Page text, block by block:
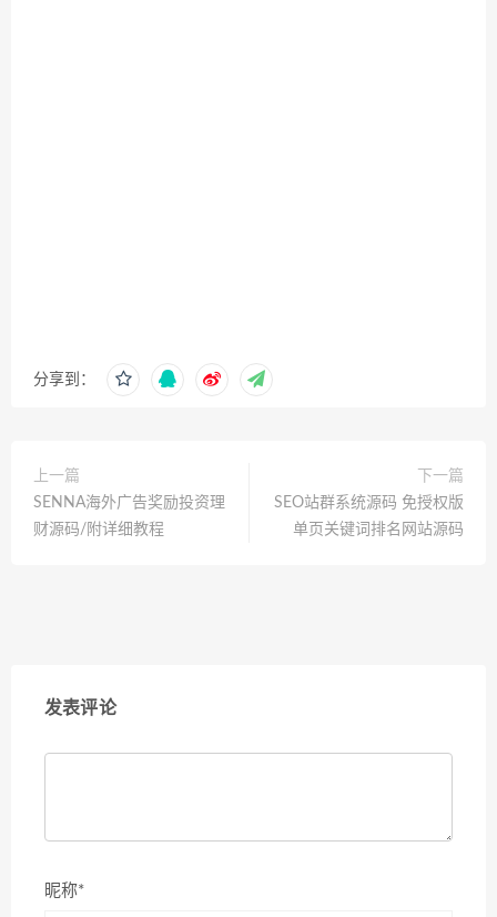
分享到：
上一篇
SENNA海外广告奖励投资理
财源码/附详细教程
下一篇
SEO站群系统源码 免授权版
单页关键词排名网站源码
发表评论
昵称*